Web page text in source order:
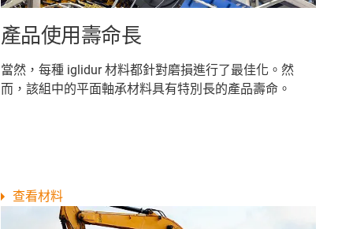
產品使用壽命長
當然，每種 iglidur 材料都針對磨損進行了最佳化。然
而，該組中的平面軸承材料具有特別長的產品壽命。
查看材料